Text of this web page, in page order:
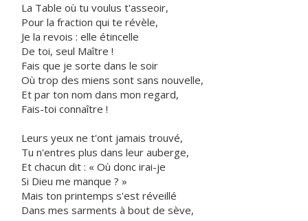
La Table où tu voulus t'asseoir,
Pour la fraction qui te révèle,
Je la revois : elle étincelle
De toi, seul Maître !
Fais que je sorte dans le soir
Où trop des miens sont sans nouvelle,
Et par ton nom dans mon regard,
Fais-toi connaître !
Leurs yeux ne t'ont jamais trouvé,
Tu n'entres plus dans leur auberge,
Et chacun dit : « Où donc irai-je
Si Dieu me manque ? »
Mais ton printemps s'est réveillé
Dans mes sarments à bout de sève,